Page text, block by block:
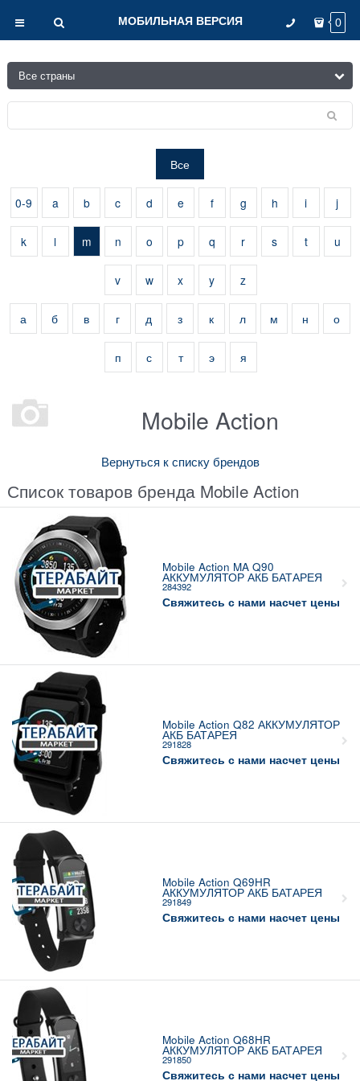
МОБИЛЬНАЯ ВЕРСИЯ 0
Все
0-9 a b c d e f g h i j
k l m n o p q r s t u
v w x y z
а б в г д з к л м н о
п с т э я
Mobile Action
Вернуться к списку брендов
Список товаров бренда Mobile Action
Mobile Action MA Q90
АККУМУЛЯТОР АКБ БАТАРЕЯ
284392
Свяжитесь с нами насчет цены
Mobile Action Q82 АККУМУЛЯТОР
АКБ БАТАРЕЯ
291828
Свяжитесь с нами насчет цены
Mobile Action Q69HR
АККУМУЛЯТОР АКБ БАТАРЕЯ
291849
Свяжитесь с нами насчет цены
Mobile Action Q68HR
АККУМУЛЯТОР АКБ БАТАРЕЯ
291850
Свяжитесь с нами насчет цены